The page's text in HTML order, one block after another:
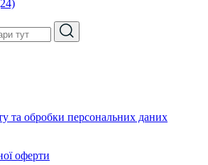
та обробки персональних даних
оферти